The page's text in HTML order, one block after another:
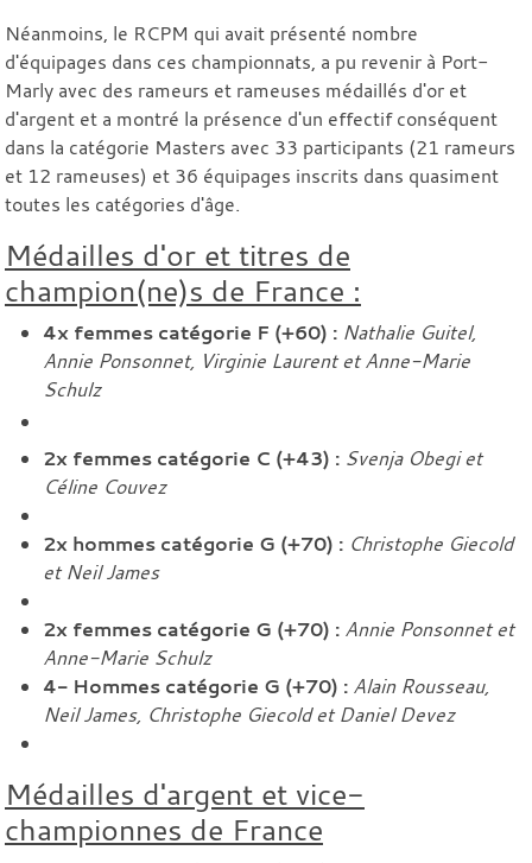
Néanmoins, le RCPM qui avait présenté nombre
d'équipages dans ces championnats, a pu revenir à Port-
Marly avec des rameurs et rameuses médaillés d'or et
d'argent et a montré la présence d'un effectif conséquent
dans la catégorie Masters avec 33 participants (21 rameurs
et 12 rameuses) et 36 équipages inscrits dans quasiment
toutes les catégories d'âge.
Médailles d'or et titres de
champion(ne)s de France :
4x femmes catégorie F (+60) : Nathalie Guitel,
Annie Ponsonnet, Virginie Laurent et Anne-Marie
Schulz
2x femmes catégorie C (+43) : Svenja Obegi et
Céline Couvez
2x hommes catégorie G (+70) : Christophe Giecold
et Neil James
2x femmes catégorie G (+70) : Annie Ponsonnet et
Anne-Marie Schulz
4- Hommes catégorie G (+70) : Alain Rousseau,
Neil James, Christophe Giecold et Daniel Devez
Médailles d'argent et vice-
championnes de France